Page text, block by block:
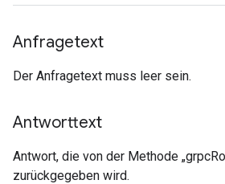
Anfragetext
Der Anfragetext muss leer sein.
Antworttext
Antwort, die von der Methode
zurückgegeben wird.